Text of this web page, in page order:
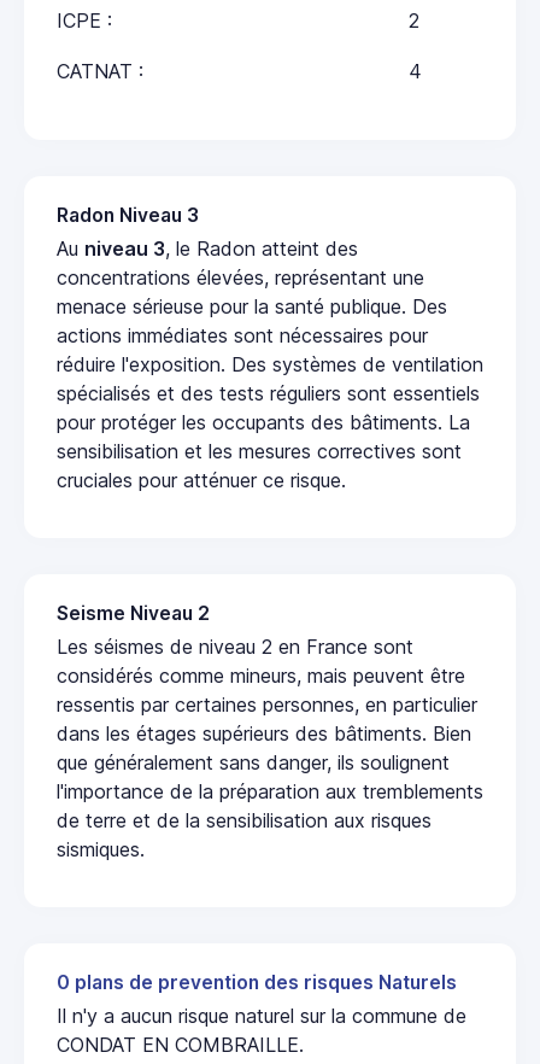
ICPE : 2
CATNAT : 4
Radon Niveau 3
Au niveau 3, le Radon atteint des
concentrations élevées, représentant une
menace sérieuse pour la santé publique. Des
actions immédiates sont nécessaires pour
réduire l'exposition. Des systèmes de ventilation
spécialisés et des tests réguliers sont essentiels
pour protéger les occupants des bâtiments. La
sensibilisation et les mesures correctives sont
cruciales pour atténuer ce risque.
Seisme Niveau 2
Les séismes de niveau 2 en France sont
considérés comme mineurs, mais peuvent être
ressentis par certaines personnes, en particulier
dans les étages supérieurs des bâtiments. Bien
que généralement sans danger, ils soulignent
l'importance de la préparation aux tremblements
de terre et de la sensibilisation aux risques
sismiques.
0 plans de prevention des risques Naturels
Il n'y a aucun risque naturel sur la commune de
CONDAT EN COMBRAILLE.